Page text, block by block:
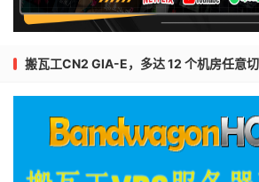
搬瓦工CN2 GIA-E，多达 12 个机房任意